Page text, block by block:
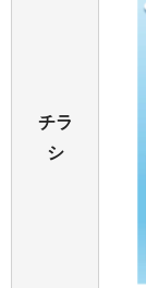
チラ
シ